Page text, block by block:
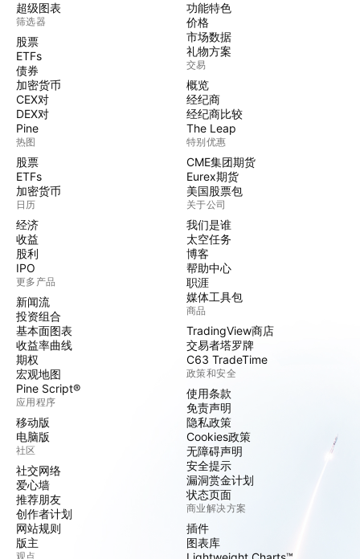
超级图表
筛选器
股票
ETFs
债券
加密货币
CEX对
DEX对
Pine
热图
股票
ETFs
加密货币
日历
经济
收益
股利
IPO
更多产品
新闻流
投资组合
基本面图表
收益率曲线
期权
宏观地图
Pine Script®
应用程序
移动版
电脑版
社区
社交网络
爱心墙
推荐朋友
创作者计划
网站规则
版主
观点
功能特色
价格
市场数据
礼物方案
交易
概览
经纪商
经纪商比较
The Leap
特别优惠
CME集团期货
Eurex期货
美国股票包
关于公司
我们是谁
太空任务
博客
帮助中心
职涯
媒体工具包
商品
TradingView商店
交易者塔罗牌
C63 TradeTime
政策和安全
使用条款
免责声明
隐私政策
Cookies政策
无障碍声明
安全提示
漏洞赏金计划
状态页面
商业解决方案
插件
图表库